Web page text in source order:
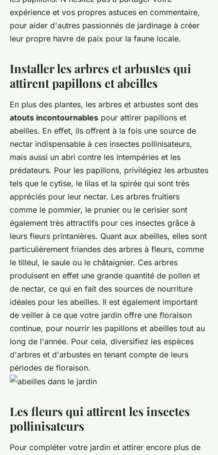
expérience et vos propres astuces en commentaire,
pour aider d'autres passionnés de jardinage à créer
leur propre havre de paix pour la faune locale.
Installer les arbres et arbustes qui
attirent papillons et abeilles
En plus des plantes, les arbres et arbustes sont des
atouts incontournables pour attirer papillons et
abeilles. En effet, ils offrent à la fois une source de
nectar indispensable à ces insectes pollinisateurs,
mais aussi un abri contre les intempéries et les
prédateurs. Pour les papillons, privilégiez les arbustes
tels que le cytise, le lilas et la spirée qui sont très
appréciés pour leur nectar. Les arbres fruitiers
comme le pommier, le prunier ou le cerisier sont
également très attractifs pour ces insectes grâce à
leurs fleurs printanières. Quant aux abeilles, elles sont
particulièrement friandes des arbres à fleurs, comme
le tilleul, le saule ou le châtaignier. Ces arbres
produisent en effet une grande quantité de pollen et
de nectar, ce qui en fait des sources de nourriture
idéales pour les abeilles. Il est également important
de veiller à ce que votre jardin offre une floraison
continue, pour nourrir les papillons et abeilles tout au
long de l'année. Pour cela, diversifiez les espèces
d'arbres et d'arbustes en tenant compte de leurs
périodes de floraison.
Les fleurs qui attirent les insectes
pollinisateurs
Pour compléter votre jardin et attirer encore plus de